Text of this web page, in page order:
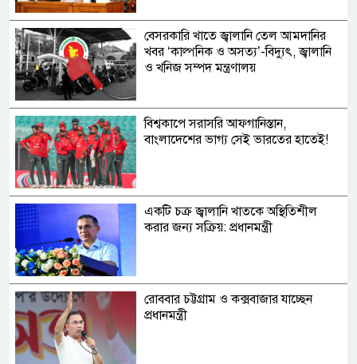
বেসরকারি খাতে জ্বালানি তেল আমদানির
খবর ‘কাল্পনিক ও অসত্য’-বিদ্যুৎ, জ্বালানি
ও খনিজ সম্পদ মন্ত্রণালয়
বিশ্বকাপে সরাসরি আফগানিস্তান,
বাংলাদেশের ভাগ্য সেই ভারতের হাতেই!
একটি চক্র জ্বালানি খাতকে অস্থিতিশীল
করার জন্য সক্রিয়: প্রধানমন্ত্রী
রোববার চট্টগ্রাম ও কক্সবাজার যাচ্ছেন
প্রধানমন্ত্রী